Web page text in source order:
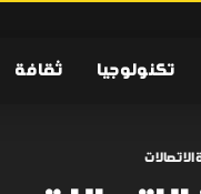
تكنولوجيا ثقافة
الاتصالات